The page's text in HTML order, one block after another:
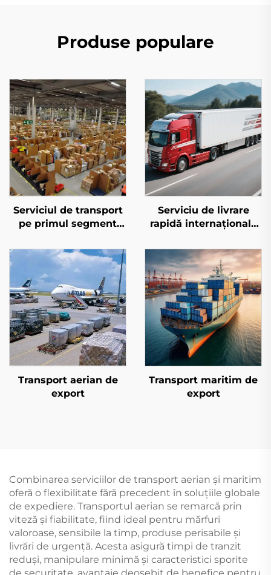
Produse populare
Serviciul de transport
pe primul segment
Serviciu de livrare
rapidă internațională
Transport aerian de
export
Transport maritim de
export
Combinarea serviciilor de transport aerian și maritim
oferă o flexibilitate fără precedent în soluțiile globale
de expediere. Transportul aerian se remarcă prin
viteză și fiabilitate, fiind ideal pentru mărfuri
valoroase, sensibile la timp, produse perisabile și
livrări de urgență. Acesta asigură timpi de tranzit
reduși, manipulare minimă și caracteristici sporite